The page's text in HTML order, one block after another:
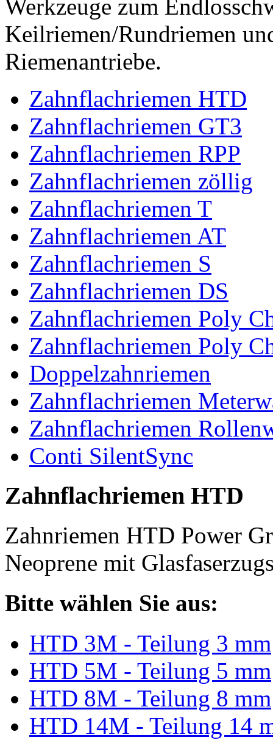
Werkzeuge zum
Keilriemen/Rundriemen
Riemenantriebe.
Zahnflachriemen HTD
Zahnflachriemen GT3
Zahnflachriemen RPP
Zahnflachriemen zöllig
Zahnflachriemen T
Zahnflachriemen AT
Zahnflachriemen S
Zahnflachriemen DS
Zahnflachriemen Poly
Zahnflachriemen Poly
Doppelzahnriemen
Zahnflachriemen
Zahnflachriemen
Conti SilentSync
Zahnflachriemen HTD
Zahnriemen HTD Power
Neoprene mit
Bitte wählen Sie aus:
HTD 3M - Teilung 3 mm
HTD 5M - Teilung 5 mm
HTD 8M - Teilung 8 mm
HTD 14M - Teilung 14